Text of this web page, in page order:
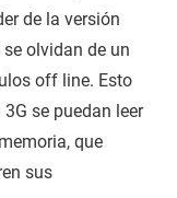
de la versión
olvidan de un
off line. Esto
se puedan leer
que
sus